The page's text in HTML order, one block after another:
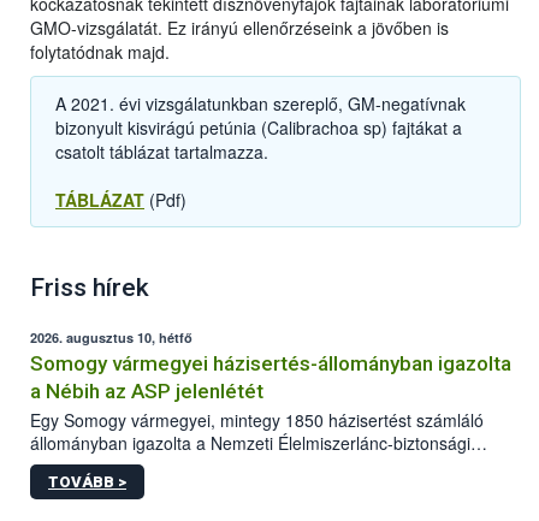
GMO-vizsgálatát. Ez irányú ellenőrzéseink a jövőben is
folytatódnak majd.
A 2021. évi vizsgálatunkban szereplő, GM-negatívnak
bizonyult kisvirágú petúnia (Calibrachoa sp) fajtákat a
csatolt táblázat tartalmazza.
TÁBLÁZAT (Pdf)
Friss hírek
2026. augusztus 10, hétfő
Somogy vármegyei házisertés-állományban igazolta
a Nébih az ASP jelenlétét
Egy Somogy vármegyei, mintegy 1850 házisertést számláló
állományban igazolta a Nemzeti Élelmiszerlánc-biztonsági
Hivatal (Nébih) laboratóriuma az afrikai sertéspestis (ASP) vírus
jelenlétét. Az országos főállatorvos azonnal elrendelte a
TOVÁBB >